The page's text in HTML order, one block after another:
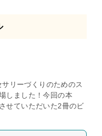
サリーづくりのためのス
しました！今回の本
せていただいた2冊のビ